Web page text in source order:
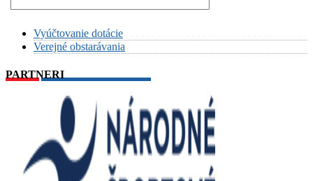
Vyúčtovanie dotácie
Verejné obstarávania
PARTNERI